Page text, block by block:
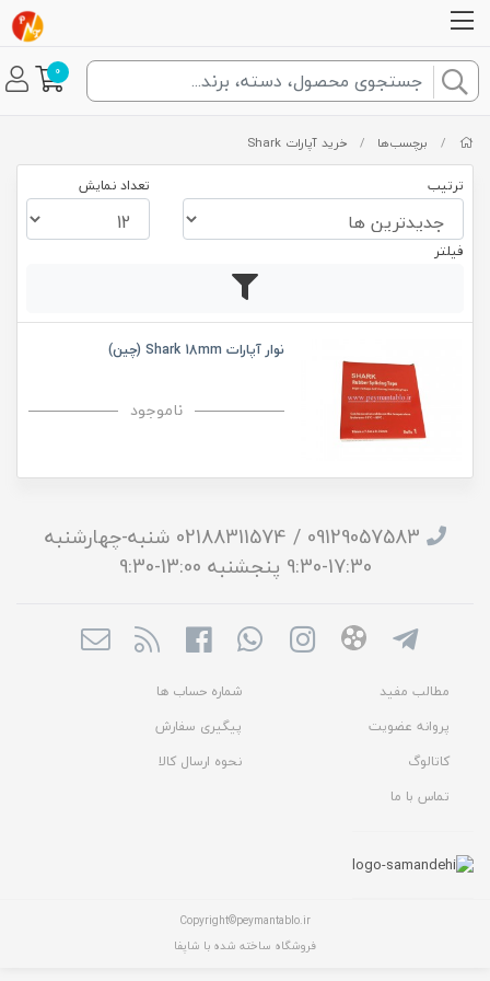
0
/ برچسب‌ها / خرید آپارات Shark
ترتیب تعداد نمایش
فیلتر
نوار آپارات Shark 18mm (چین)
ناموجود
09129057583 / 02188311574 شنبه-چهارشنبه
17:30-9:30 پنجشنبه 13:00-9:30
مطالب مفید
شماره حساب ها
پروانه عضویت
پیگیری سفارش
کاتالوگ
نحوه ارسال کالا
تماس با ما
Copyright©peymantablo.ir
فروشگاه ساخته شده با شاپفا